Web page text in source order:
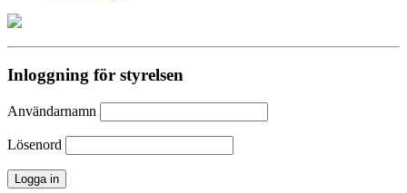
Inloggning för styrelsen
Användarnamn
Lösenord